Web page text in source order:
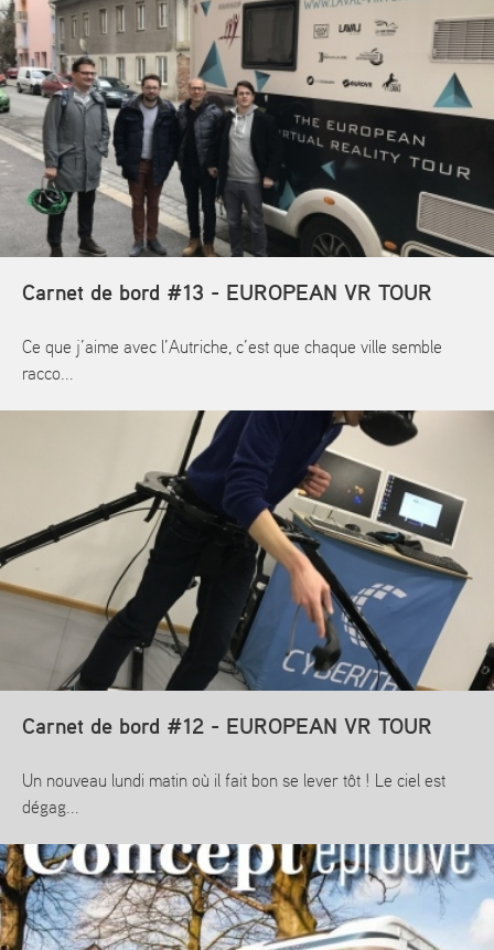
Carnet de bord #13 - EUROPEAN VR TOUR
Ce que j’aime avec l’Autriche, c’est que chaque ville semble
racco...
Carnet de bord #12 - EUROPEAN VR TOUR
Un nouveau lundi matin où il fait bon se lever tôt ! Le ciel est
dégag...
En savoir plus